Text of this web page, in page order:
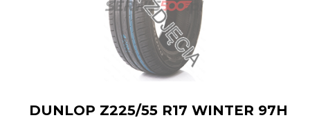
DUNLOP Z225/55 R17 WINTER 97H